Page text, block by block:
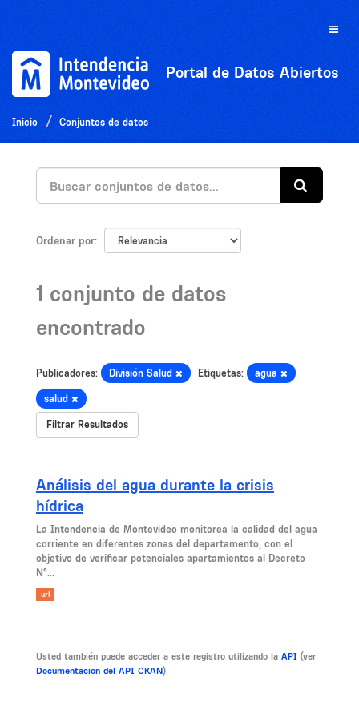
Toggle
Portal de Datos Abiertos
Inicio Conjuntos de datos
Ordenar por
1 conjunto de datos
encontrado
Publicadores: División Salud Etiquetas: agua
salud
Filtrar Resultados
Análisis del agua durante la crisis
hídrica
La Intendencia de Montevideo monitorea la calidad del agua
corriente en diferentes zonas del departamento, con el
objetivo de verificar potenciales apartamientos al Decreto
N°...
url
Usted también puede acceder a este registro utilizando la API (ver
Documentacion del API CKAN).